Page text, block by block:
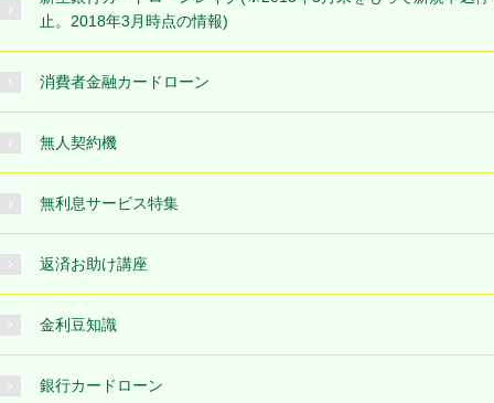
止。2018年3月時点の情報)
消費者金融カードローン
無人契約機
無利息サービス特集
返済お助け講座
金利豆知識
銀行カードローン